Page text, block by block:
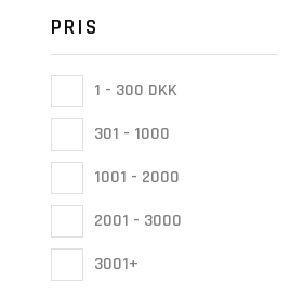
PRIS
1 - 300 DKK
301 - 1000
1001 - 2000
2001 - 3000
3001+